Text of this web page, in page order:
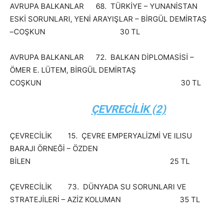
AVRUPA BALKANLAR 68. TÜRKİYE – YUNANİSTAN
ESKİ SORUNLARI, YENİ ARAYIŞLAR – BİRGÜL DEMİRTAŞ
–COŞKUN 30 TL
AVRUPA BALKANLAR 72. BALKAN DİPLOMASİSİ –
ÖMER E. LÜTEM, BİRGÜL DEMİRTAŞ
COŞKUN 30 TL
ÇEVRECİLİK (2)
ÇEVRECİLİK 15. ÇEVRE EMPERYALİZMİ VE ILISU
BARAJI ÖRNEĞİ – ÖZDEN
BİLEN 25 TL
ÇEVRECİLİK 73. DÜNYADA SU SORUNLARI VE
STRATEJİLERİ – AZİZ KOLUMAN 35 TL